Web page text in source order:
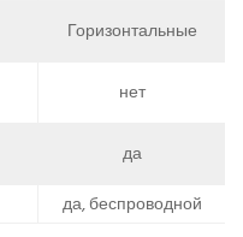
Горизонтальные
нет
да
да, беспроводной